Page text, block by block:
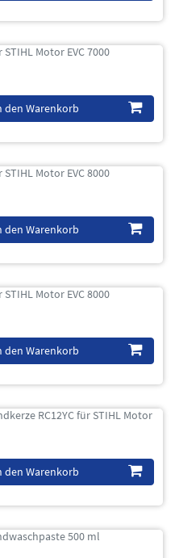
Motor EVC 7000
den Warenkorb
Motor EVC 8000
den Warenkorb
Motor EVC 8000
den Warenkorb
RC12YC für STIHL Motor
den Warenkorb
500 ml